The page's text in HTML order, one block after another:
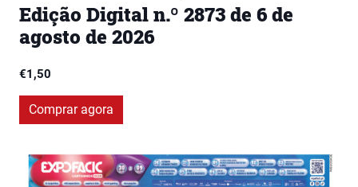
Edição Digital n.º 2873 de 6 de
agosto de 2026
€1,50
Comprar agora